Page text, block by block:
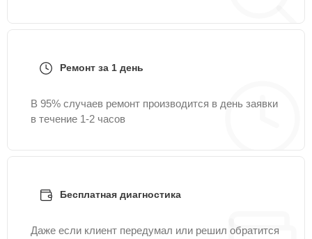
Ремонт за 1 день
В 95% случаев ремонт производится в день заявки
в течение 1-2 часов
Бесплатная диагностика
Даже если клиент передумал или решил обратится